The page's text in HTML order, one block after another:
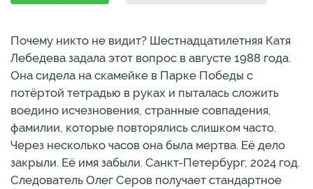
Почему никто не видит? Шестнадцатилетняя Катя
Лебедева задала этот вопрос в августе 1988 года.
Она сидела на скамейке в Парке Победы с
потёртой тетрадью в руках и пыталась сложить
воедино исчезновения, странные совпадения,
фамилии, которые повторялись слишком часто.
Через несколько часов она была мертва. Её дело
закрыли. Её имя забыли. Санкт-Петербург, 2024 год.
Следователь Олег Серов получает стандартное